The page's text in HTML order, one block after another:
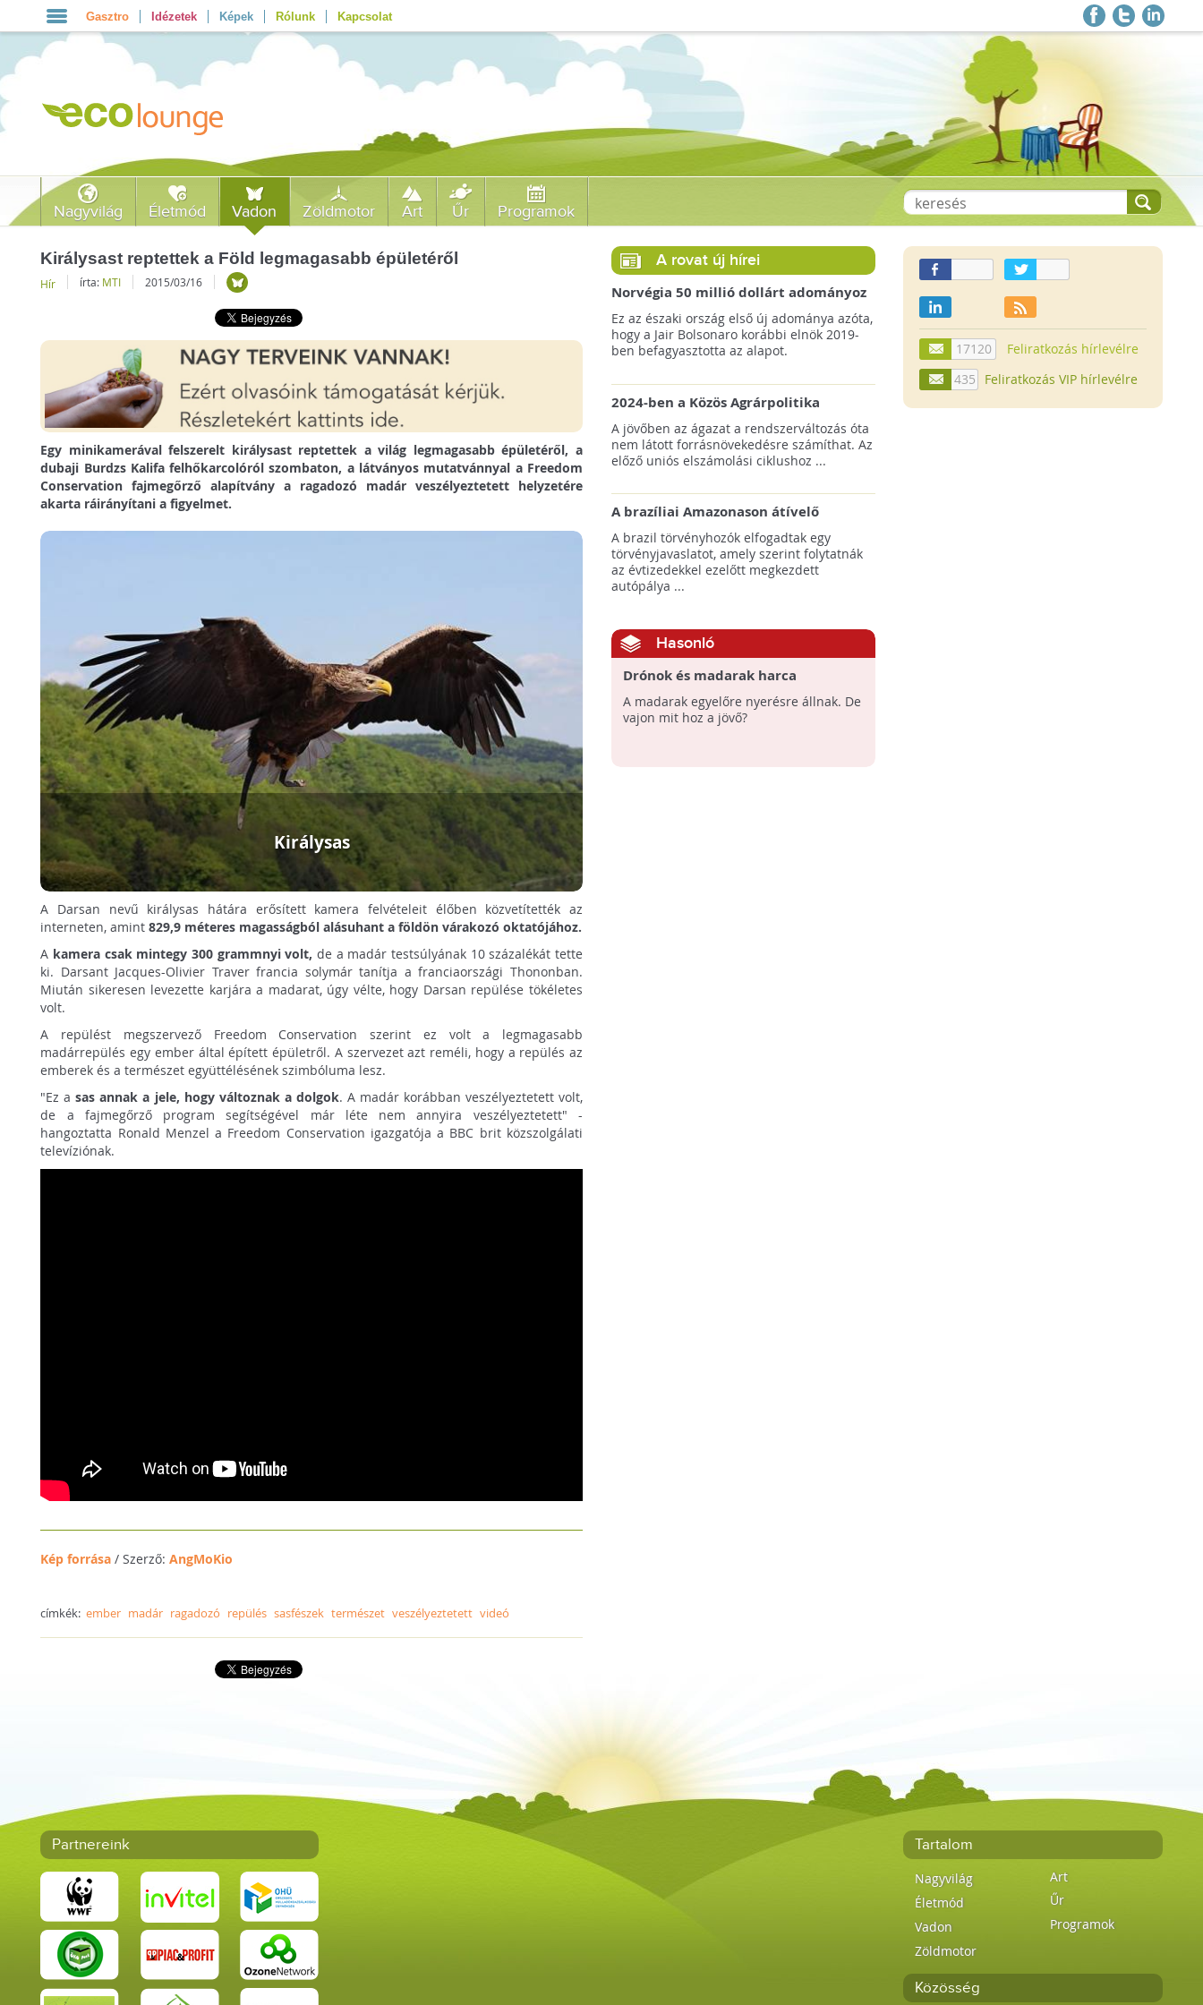
Gasztro Idézetek Képek Rólunk Kapcsolat
Nagyvilág Életmód Vadon Zöldmotor Art Űr Programok
Királysast reptettek a Föld legmagasabb épületéről
Hír írta: MTI 2015/03/16
Egy minikamerával felszerelt királysast reptettek a világ legmagasabb épületéről, a
dubaji Burdzs Kalifa felhőkarcolóról szombaton, a látványos mutatvánnyal a Freedom
Conservation fajmegőrző alapítvány a ragadozó madár veszélyeztetett helyzetére
akarta ráirányítani a figyelmet.
Királysas
A Darsan nevű királysas hátára erősített kamera felvételeit élőben közvetítették az
interneten, amint 829,9 méteres magasságból alásuhant a földön várakozó oktatójához.
A kamera csak mintegy 300 grammnyi volt, de a madár testsúlyának 10 százalékát tette
ki. Darsant Jacques-Olivier Traver francia solymár tanítja a franciaországi Thononban.
Miután sikeresen levezette karjára a madarat, úgy vélte, hogy Darsan repülése tökéletes
volt.
A repülést megszervező Freedom Conservation szerint ez volt a legmagasabb
madárrepülés egy ember által épített épületről. A szervezet azt reméli, hogy a repülés az
emberek és a természet együttélésének szimbóluma lesz.
"Ez a sas annak a jele, hogy változnak a dolgok. A madár korábban veszélyeztetett volt,
de a fajmegőrző program segítségével már léte nem annyira veszélyeztetett" -
hangoztatta Ronald Menzel a Freedom Conservation igazgatója a BBC brit közszolgálati
televíziónak.
Kép forrása / Szerző:AngMoKio
címkék:ember madár ragadozó repülés sasfészek természet veszélyeztetett videó
A rovat új hírei
Norvégia 50 millió dollárt adományoz
a brazil Amazonas-alapnak a csökkenő
erdőirtás miatt
Ez az északi ország első új adománya azóta,
hogy a Jair Bolsonaro korábbi elnök 2019-
ben befagyasztotta az alapot.
2024-ben a Közös Agrárpolitika
keretein belül az erdőtelepítési
pályázatok az elsők között nyílnak
majd meg
A jövőben az ágazat a rendszerváltozás óta
nem látott forrásnövekedésre számíthat. Az
előző uniós elszámolási ciklushoz ...
A brazíliai Amazonason átívelő
autópálya robbanásszerű illegális
erdőirtást indíthat el
A brazil törvényhozók elfogadtak egy
törvényjavaslatot, amely szerint folytatnák
az évtizedekkel ezelőtt megkezdett
autópálya ...
Hasonló
Drónok és madarak harca
A madarak egyelőre nyerésre állnak. De
vajon mit hoz a jövő?
17120
Feliratkozás hírlevélre
435
Feliratkozás VIP hírlevélre
Partnereink Tartalom
Nagyvilág
Életmód
Vadon
Zöldmotor
Art
Űr
Programok
Közösség